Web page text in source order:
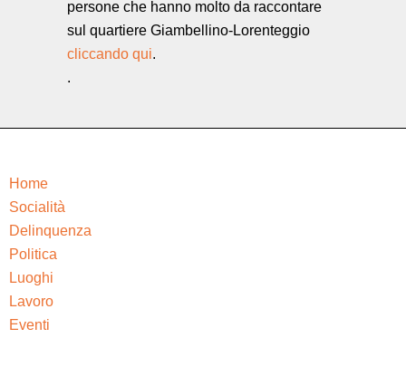
persone che hanno molto da raccontare
sul quartiere Giambellino-Lorenteggio
cliccando qui.
.
Home
Socialità
Delinquenza
Politica
Luoghi
Lavoro
Eventi